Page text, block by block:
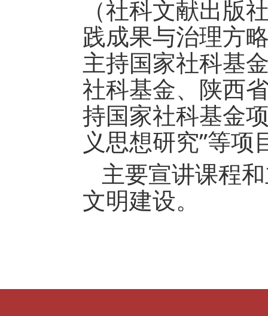
（社科文献出版
践成果与治理方
主持国家社科基
社科基金、陕西
持国家社科基金
义思想研究”等项
主要宣讲课程
文明建设。